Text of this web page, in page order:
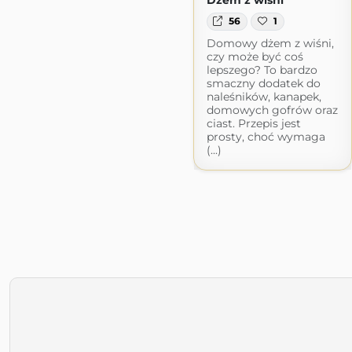
56 1
Domowy dżem z wiśni,
czy może być coś
lepszego? To bardzo
smaczny dodatek do
naleśników, kanapek,
domowych gofrów oraz
ciast. Przepis jest
prosty, choć wymaga
(...)